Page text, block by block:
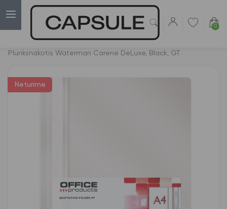
0
Plunksnakotis Waterman Carene DeLuxe, Black, GT
Neturime